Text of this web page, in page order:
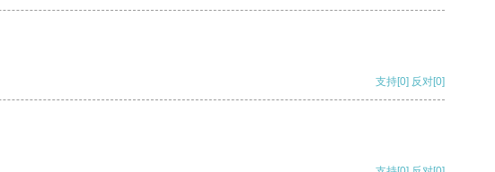
支持[0] 反对[0]